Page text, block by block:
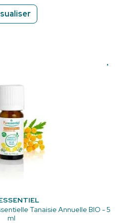
Tanaisie Annuelle BIO - 5
ml